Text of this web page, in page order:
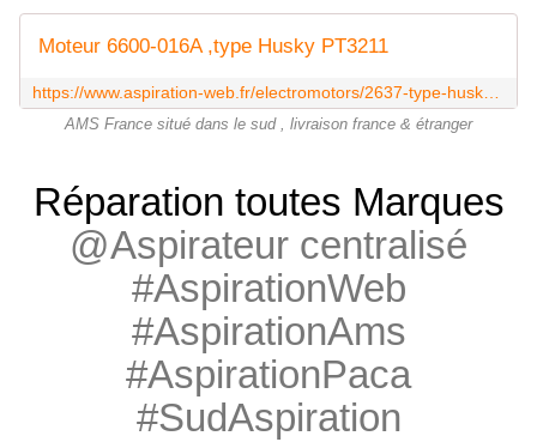
Moteur 6600-016A ,type Husky PT3211
AMS France situé dans le sud , livraison france & étranger
Réparation toutes Marques
@Aspirateur centralisé
#AspirationWeb
#AspirationAms
#AspirationPaca
#SudAspiration